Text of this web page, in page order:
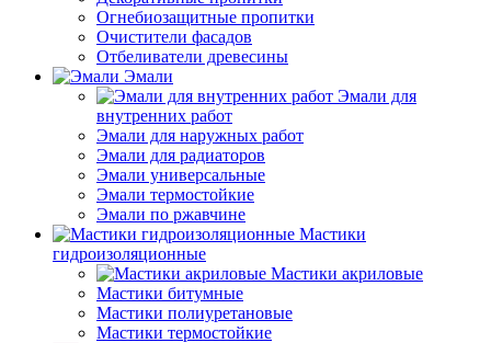
Огнебиозащитные пропитки
Очистители фасадов
Отбеливатели древесины
Эмали
Эмали для
внутренних работ
Эмали для наружных работ
Эмали для радиаторов
Эмали универсальные
Эмали термостойкие
Эмали по ржавчине
Мастики
гидроизоляционные
Мастики акриловые
Мастики битумные
Мастики полиуретановые
Мастики термостойкие